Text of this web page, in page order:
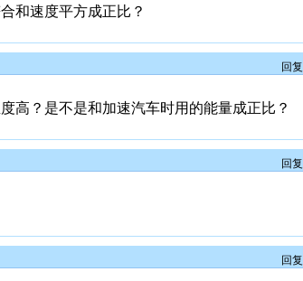
和速度平方成正比？
回复
高？是不是和加速汽车时用的能量成正比？
回复
回复